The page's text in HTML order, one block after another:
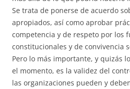
Se trata de ponerse de acuerdo
apropiados, así como aprobar
competencia y de respeto por los
constitucionales y de convivencia
Pero lo más importante, y quizás
el momento, es la validez del
las organizaciones pueden y